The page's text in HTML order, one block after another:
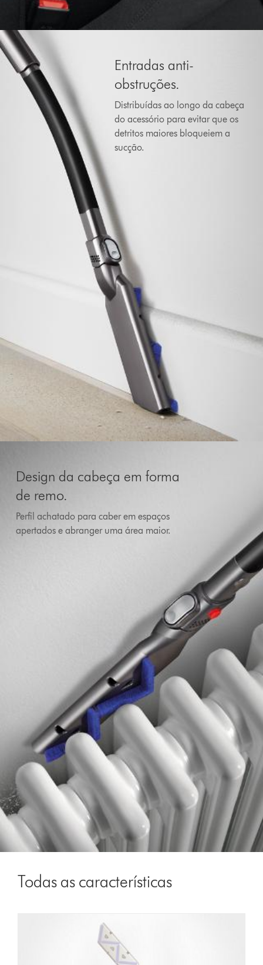
Entradas anti-
obstruções.
Distribuídas ao longo da cabeça
do acessório para evitar que os
detritos maiores bloqueiem a
sucção.
Design da cabeça em forma
de remo.
Perfil achatado para caber em espaços
apertados e abranger uma área maior.
Todas as características